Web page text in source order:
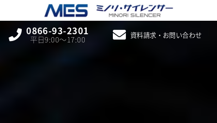
0866-93-2301
平日9:00〜17:00 資料請求・お問い合わせ